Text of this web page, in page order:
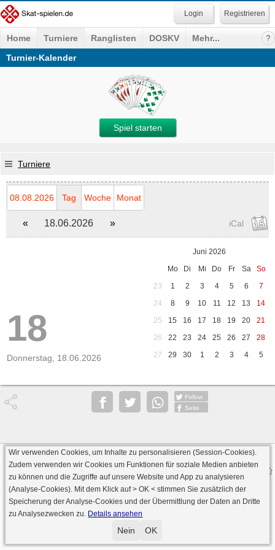
Registrieren
Home Turniere Ranglisten DOSKV
Mehr...
Turnier-Kalender
Spiel starten
Turniere
08.08.2026 Tag Woche Monat
« 18.06.2026 » iCal
18
Donnerstag, 18.06.2026
Juni 2026
Mo
Di Mi Do Fr Sa
So
23
1 2 3 4 5 6
7
24
8 9 10 11 12 13
14
25
15 16 17 18 19 20
21
26
22 23 24 25 26 27
28
27
29 30 1 2 3 4 5
Follow
Seite
· Serverversion: 2026 6.241 · registrierte Spieler: 501.063 ·
Online Skat Server: 142 (private Server:136)
Wir verwenden Cookies, um Inhalte zu personalisieren (Session-Cookies).
Zudem verwenden wir Cookies um Funktionen für soziale Medien anbieten
zu können und die Zugriffe auf unsere Website und App zu analysieren
(Analyse-Cookies). Mit dem Klick auf> OK < stimmen Sie zusätzlich der
Speicherung der Analyse-Cookies und der Übermittlung der Daten an Dritte
zu Analysezwecken zu. Details ansehen
Nein OK